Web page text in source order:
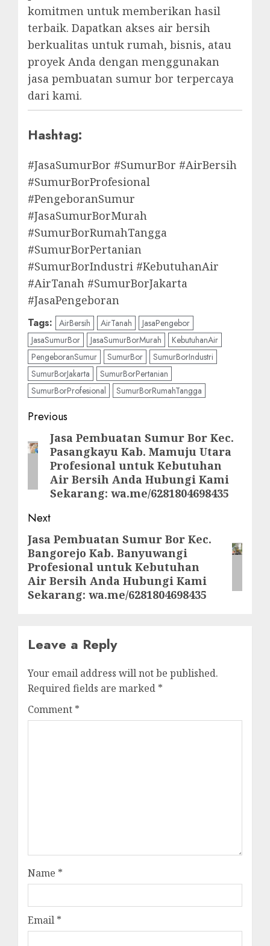
komitmen untuk memberikan hasil
terbaik. Dapatkan akses air bersih
berkualitas untuk rumah, bisnis, atau
proyek Anda dengan menggunakan
jasa pembuatan sumur bor terpercaya
dari kami.
Hashtag:
#JasaSumurBor #SumurBor #AirBersih
#SumurBorProfesional
#PengeboranSumur
#JasaSumurBorMurah
#SumurBorRumahTangga
#SumurBorPertanian
#SumurBorIndustri #KebutuhanAir
#AirTanah #SumurBorJakarta
#JasaPengeboran
Tags: AirBersih AirTanah
JasaPengebor
JasaSumurBor
JasaSumurBorMurah
KebutuhanAir
PengeboranSumur
SumurBor
SumurBorIndustri
SumurBorJakarta
SumurBorPertanian
SumurBorProfesional
SumurBorRumahTangga
Post
navigation
Previous
Previous
post:
Jasa Pembuatan Sumur Bor Kec.
Pasangkayu Kab. Mamuju Utara
Profesional untuk Kebutuhan
Air Bersih Anda Hubungi Kami
Sekarang: wa.me/6281804698435
Next
Next
post:
Jasa Pembuatan Sumur Bor Kec.
Bangorejo Kab. Banyuwangi
Profesional untuk Kebutuhan
Air Bersih Anda Hubungi Kami
Sekarang: wa.me/6281804698435
Leave a Reply
Your email address will not be published.
Required fields are marked *
Comment *
Name *
Email *